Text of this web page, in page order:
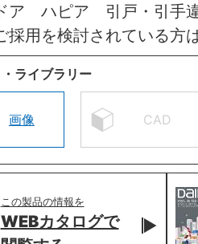
ア ハピア 引戸・引
採用を検討されている方
ライブラリー
画像 CAD
この製品の情報を
WEBカタログで